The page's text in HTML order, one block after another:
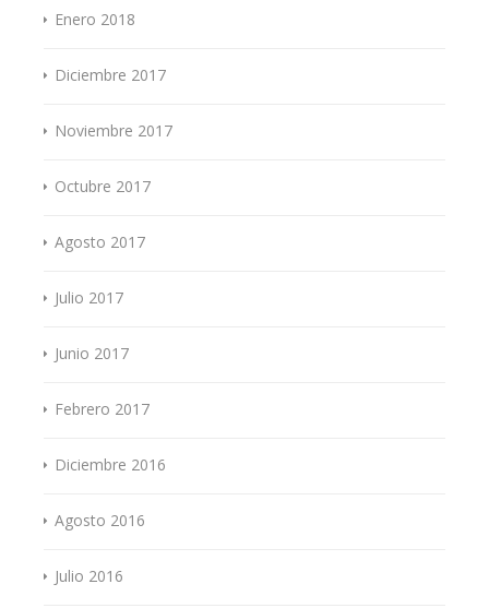
Enero 2018
Diciembre 2017
Noviembre 2017
Octubre 2017
Agosto 2017
Julio 2017
Junio 2017
Febrero 2017
Diciembre 2016
Agosto 2016
Julio 2016